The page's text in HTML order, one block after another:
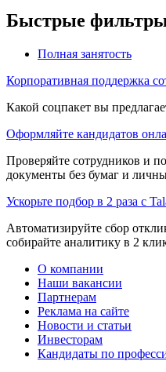
Быстрые фильтры
Полная занятость
Корпоративная поддержка
Какой соцпакет вы
Оформляйте кандидатов
Проверяйте сотрудников и
документы без бумаг и
Ускорьте подбор в 2 раза с
Автоматизируйте сбор
собирайте аналитику в 2
О компании
Наши вакансии
Партнерам
Реклама на сайте
Новости и статьи
Инвесторам
Кандидаты по